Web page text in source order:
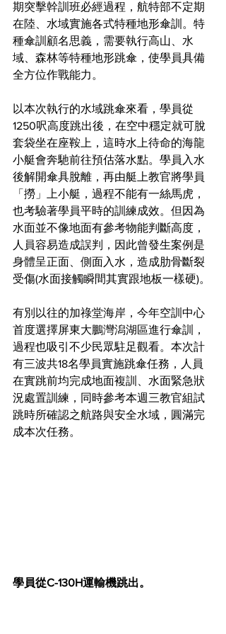
期突擊幹訓班必經過程，航特部不定期
在陸、水域實施各式特種地形傘訓。特
種傘訓顧名思義，需要執行高山、水
域、森林等特種地形跳傘，使學員具備
全方位作戰能力。
以本次執行的水域跳傘來看，學員從
1250呎高度跳出後，在空中穩定就可脫
套袋坐在座鞍上，這時水上待命的海龍
小艇會奔馳前往預估落水點。學員入水
後解開傘具脫離，再由艇上教官將學員
「撈」上小艇，過程不能有一絲馬虎，
也考驗著學員平時的訓練成效。但因為
水面並不像地面有參考物能判斷高度，
人員容易造成誤判，因此曾發生案例是
身體呈正面、側面入水，造成肋骨斷裂
受傷(水面接觸瞬間其實跟地板一樣硬)。
有別以往的加祿堂海岸，今年空訓中心
首度選擇屏東大鵬灣潟湖區進行傘訓，
過程也吸引不少民眾駐足觀看。本次計
有三波共18名學員實施跳傘任務，人員
在實跳前均完成地面複訓、水面緊急狀
況處置訓練，同時參考本週三教官組試
跳時所確認之航路與安全水域，圓滿完
成本次任務。
學員從C-130H運輸機跳出。